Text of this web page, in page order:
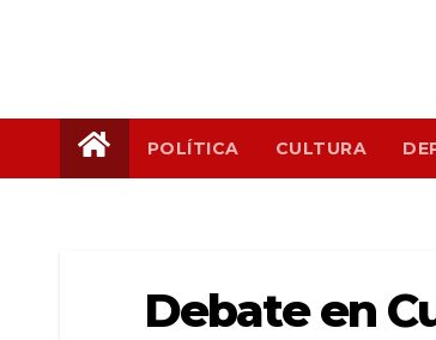
POLÍTICA CULTURA
Debate en